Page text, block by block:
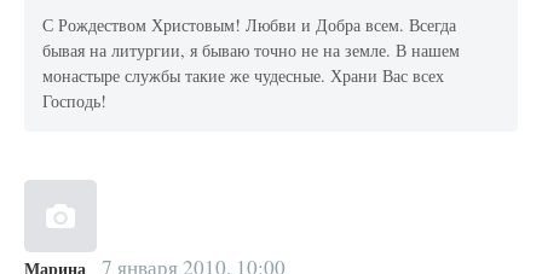
С Рождеством Христовым! Любви и Добра всем. Всегда
бывая на литургии, я бываю точно не на земле. В нашем
монастыре службы такие же чудесные. Храни Вас всех
Господь!
7 января 2010, 10:00